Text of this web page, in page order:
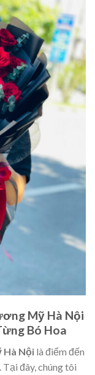
Mỹ Hà Nội
Bó Hoa
Hà Nội là điểm đến
đây, chúng tôi